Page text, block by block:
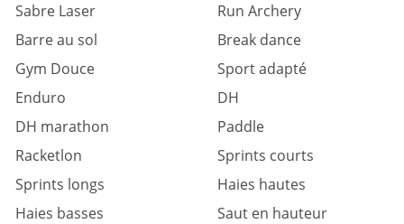
Sabre Laser
Run Archery
Barre au sol
Break dance
Gym Douce
Sport adapté
Enduro
DH
DH marathon
Paddle
Racketlon
Sprints courts
Sprints longs
Haies hautes
Haies basses
Saut en hauteur